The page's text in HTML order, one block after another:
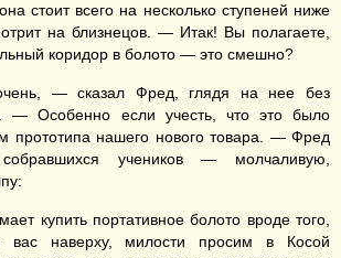
стоит всего на несколько ступеней ниже
на близнецов. — Итак! Вы полагаете,
коридор в болото — это смешно?
— сказал Фред, глядя на нее без
— Особенно если учесть, что это было
прототипа нашего нового товара. — Фред
учеников — молчаливую,
купить портативное болото вроде того,
вас наверху, милости просим в Косой